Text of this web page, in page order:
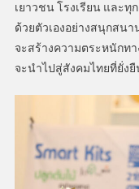
เยาวชน โรงเรียน และ
ด้วยตัวเองอย่างสนุกสน
จะสร้างความตระหนักท
จะนำไปสู่สังคมไทยที่ยั่ง